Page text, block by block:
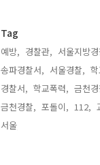
Tag
예방, 경찰관, 서울지방
송파경찰서, 서울경찰,
경찰서, 학교폭력, 금천
금천경찰, 포돌이, 112,
서울,